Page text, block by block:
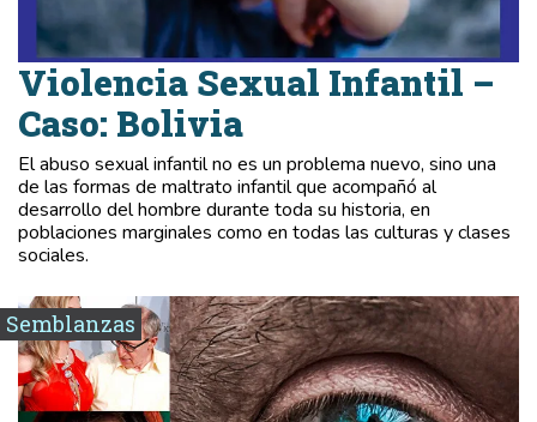
Violencia Sexual Infantil –
Caso: Bolivia
El abuso sexual infantil no es un problema nuevo, sino una
de las formas de maltrato infantil que acompañó al
desarrollo del hombre durante toda su historia, en
poblaciones marginales como en todas las culturas y clases
sociales.
Semblanzas